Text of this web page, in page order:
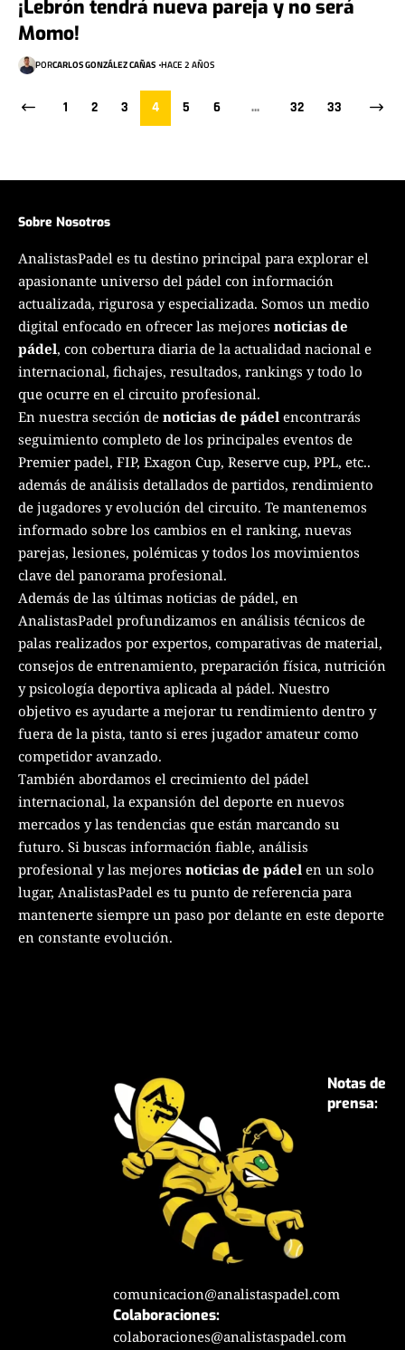
¡Lebrón tendrá nueva pareja y no será
Momo!
PORCARLOS GONZÁLEZ CAÑAS HACE 2 AÑOS
1 2 3 4 5 6 … 32 33
Sobre Nosotros
AnalistasPadel es tu destino principal para explorar el
apasionante universo del pádel con información
actualizada, rigurosa y especializada. Somos un medio
digital enfocado en ofrecer las mejores noticias de
pádel, con cobertura diaria de la actualidad nacional e
internacional, fichajes, resultados, rankings y todo lo
que ocurre en el circuito profesional.
En nuestra sección de noticias de pádel encontrarás
seguimiento completo de los principales eventos de
Premier padel, FIP, Exagon Cup, Reserve cup, PPL, etc..
además de análisis detallados de partidos, rendimiento
de jugadores y evolución del circuito. Te mantenemos
informado sobre los cambios en el ranking, nuevas
parejas, lesiones, polémicas y todos los movimientos
clave del panorama profesional.
Además de las últimas noticias de pádel, en
AnalistasPadel profundizamos en análisis técnicos de
palas realizados por expertos, comparativas de material,
consejos de entrenamiento, preparación física, nutrición
y psicología deportiva aplicada al pádel. Nuestro
objetivo es ayudarte a mejorar tu rendimiento dentro y
fuera de la pista, tanto si eres jugador amateur como
competidor avanzado.
También abordamos el crecimiento del pádel
internacional, la expansión del deporte en nuevos
mercados y las tendencias que están marcando su
futuro. Si buscas información fiable, análisis
profesional y las mejores noticias de pádel en un solo
lugar, AnalistasPadel es tu punto de referencia para
mantenerte siempre un paso por delante en este deporte
en constante evolución.
Notas de
prensa:
comunicacion@analistaspadel.com
Colaboraciones:
colaboraciones@analistaspadel.com